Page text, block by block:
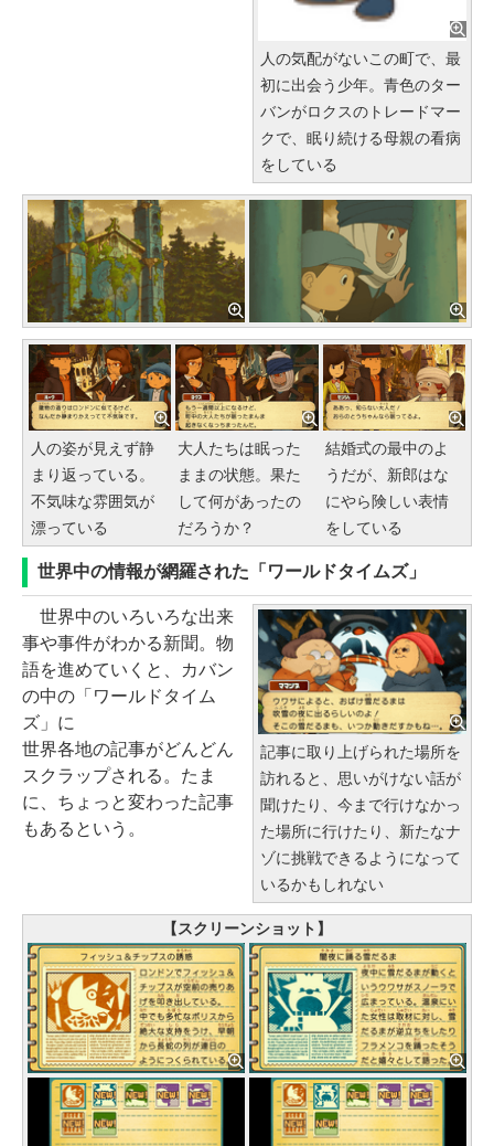
人の気配がないこの町で、最
初に出会う少年。青色のター
バンがロクスのトレードマー
クで、眠り続ける母親の看病
をしている
人の姿が見えず静
まり返っている。
不気味な雰囲気が
漂っている
大人たちは眠った
ままの状態。果た
して何があったの
だろうか？
結婚式の最中のよ
うだが、新郎はな
にやら険しい表情
をしている
世界中の情報が網羅された「ワールドタイムズ」
記事に取り上げられた場所を
訪れると、思いがけない話が
聞けたり、今まで行けなかっ
た場所に行けたり、新たなナ
ゾに挑戦できるようになって
いるかもしれない
世界中のいろいろな出来
事や事件がわかる新聞。物
語を進めていくと、カバン
の中の「ワールドタイム
ズ」に
世界各地の記事がどんどん
スクラップされる。たま
に、ちょっと変わった記事
もあるという。
【スクリーンショット】